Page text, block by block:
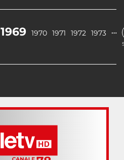
1969 1970 1971 1972 1973 …